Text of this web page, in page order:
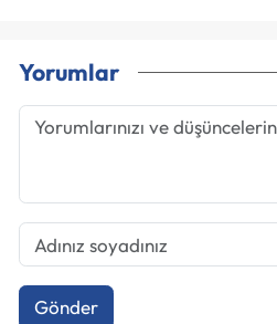
Yorumlar
Gönder